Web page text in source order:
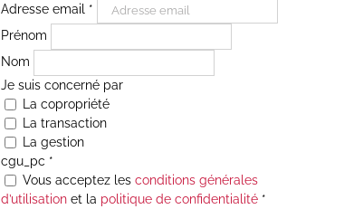
Adresse email *
Prénom
Nom
Je suis concerné par
La copropriété
La transaction
La gestion
cgu_pc *
Vous acceptez les conditions générales
d’utilisationet la politique de confidentialité*